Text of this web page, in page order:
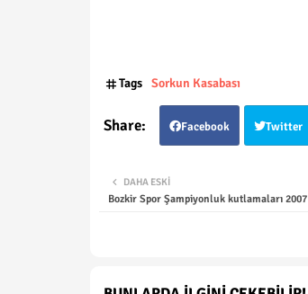
Tags Sorkun Kasabası
Facebook Twitter
DAHA ESKI
Bozkir Spor Şampiyonluk kutlamaları 2007